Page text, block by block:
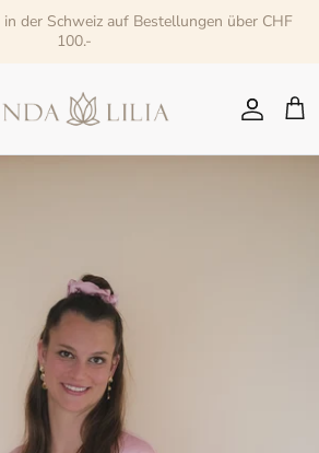
der Schweiz auf Bestellungen über CHF
100.-